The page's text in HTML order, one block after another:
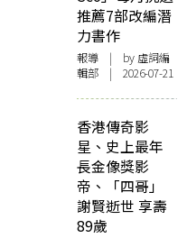
推薦7部改編潛
力書作
報導 | by 虛詞編
輯部 | 2026-07-21
香港傳奇影
星、史上最年
長金像獎影
帝、「四哥」
謝賢逝世 享壽
89歲